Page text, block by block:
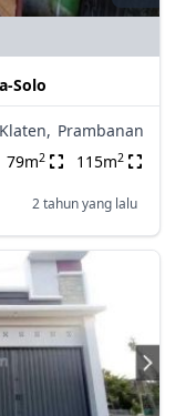
Solo
Prambanan
79m2 115m2
2 tahun yang lalu